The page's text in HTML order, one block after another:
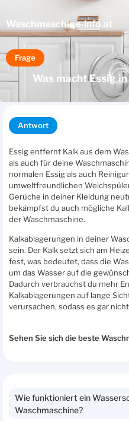
Waschmaschine-info.at
Frage
Was macht Essig
Antwort
Essig entfernt Kalk aus dem
als auch für deine
normalen Essig als auch
umweltfreundlichen
Gerüche in deiner Kleidung
bekämpfst du auch mögliche
der Waschmaschine.
Kalkablagerungen in deiner
sein. Der Kalk setzt sich am
fest, was bedeutet, dass die
um das Wasser auf die
Dadurch verbrauchst du mehr
Kalkablagerungen auf lange
verursachen, sodass es gar
Sehen Sie sich die beste
Wie funktioniert ein
Waschmaschine?